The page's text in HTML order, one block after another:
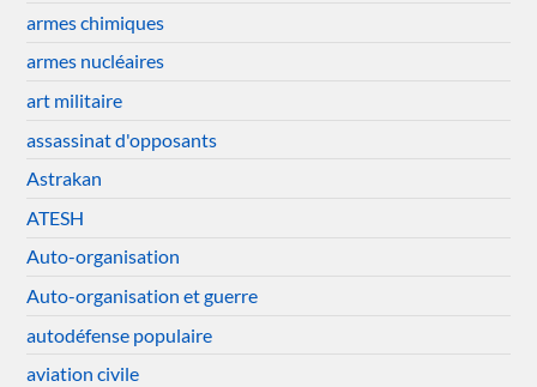
armes chimiques
armes nucléaires
art militaire
assassinat d'opposants
Astrakan
ATESH
Auto-organisation
Auto-organisation et guerre
autodéfense populaire
aviation civile